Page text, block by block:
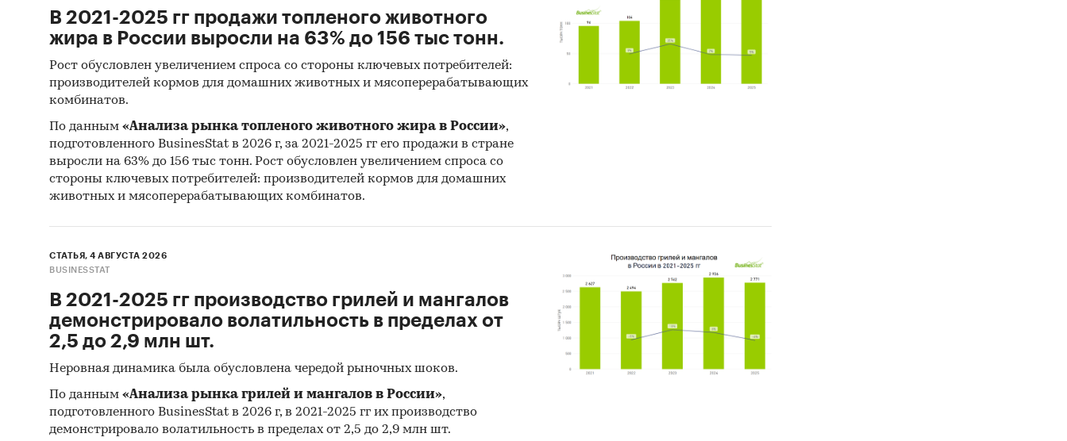
В 2021-2025 гг продажи топленого животного
жира в России выросли на 63% до 156 тыс тонн.
Рост обусловлен увеличением спроса со стороны ключевых потребителей:
производителей кормов для домашних животных и мясоперерабатывающих
комбинатов.
По данным «Анализа рынка топленого животного жира в России»,
подготовленного BusinesStat в 2026 г, за 2021-2025 гг его продажи в стране
выросли на 63% до 156 тыс тонн. Рост обусловлен увеличением спроса со
стороны ключевых потребителей: производителей кормов для домашних
животных и мясоперерабатывающих комбинатов.
СТАТЬЯ, 4 АВГУСТА 2026
BUSINESSTAT
В 2021-2025 гг производство грилей и мангалов
демонстрировало волатильность в пределах от
2,5 до 2,9 млн шт.
Неровная динамика была обусловлена чередой рыночных шоков.
По данным «Анализа рынка грилей и мангалов в России»,
подготовленного BusinesStat в 2026 г, в 2021-2025 гг их производство
демонстрировало волатильность в пределах от 2,5 до 2,9 млн шт.